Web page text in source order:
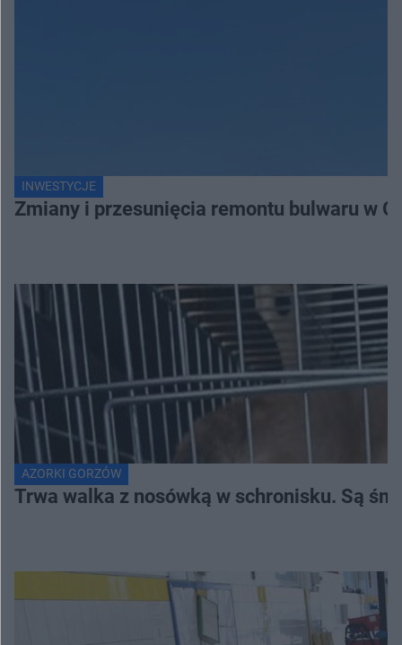
INWESTYCJE
Zmiany i przesunięcia remontu bulwaru w
AZORKI GORZÓW
Trwa walka z nosówką w schronisku. Są